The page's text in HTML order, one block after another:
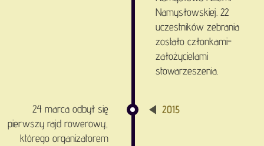
Namysłowskiej. 22
uczestników zebrania
zostało członkami-
założycielami
stowarzeszenia.
2015
24 marca odbył się
pierwszy rajd rowerowy,
którego organizatorem